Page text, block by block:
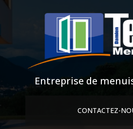
Entreprise de
CONTACTEZ-